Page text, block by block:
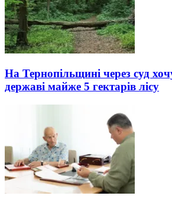
На Тернопільщині через суд
державі майже 5 гектарів лісу